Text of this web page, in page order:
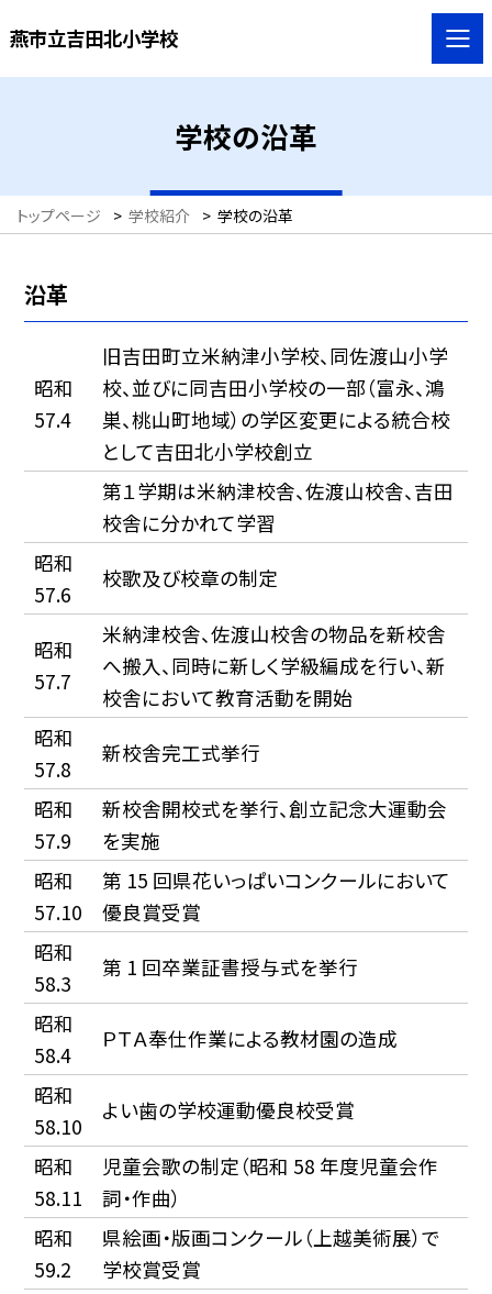
燕市立吉田北小学校
学校の沿革
トップページ > 学校紹介 > 学校の沿革
沿革
昭和
57.4
旧吉田町立米納津小学校、同佐渡山小学
校、並びに同吉田小学校の一部（富永、鴻
巣、桃山町地域）の学区変更による統合校
として吉田北小学校創立
第１学期は米納津校舎、佐渡山校舎、吉田
校舎に分かれて学習
昭和
57.6
校歌及び校章の制定
昭和
57.7
米納津校舎、佐渡山校舎の物品を新校舎
へ搬入、同時に新しく学級編成を行い、新
校舎において教育活動を開始
昭和
57.8
新校舎完工式挙行
昭和
57.9
新校舎開校式を挙行、創立記念大運動会
を実施
昭和
57.10
第 15 回県花いっぱいコンクールにおいて
優良賞受賞
昭和
58.3
第 1 回卒業証書授与式を挙行
昭和
58.4
ＰＴＡ奉仕作業による教材園の造成
昭和
58.10
よい歯の学校運動優良校受賞
昭和
58.11
児童会歌の制定（昭和 58 年度児童会作
詞・作曲）
昭和
59.2
県絵画・版画コンクール（上越美術展）で
学校賞受賞